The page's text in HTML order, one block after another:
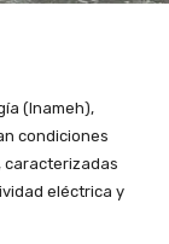
(Inameh),
condiciones
caracterizadas
eléctrica y